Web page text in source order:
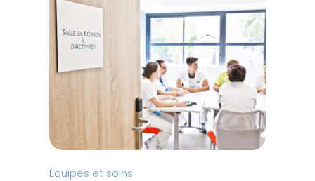
Équipes et soins